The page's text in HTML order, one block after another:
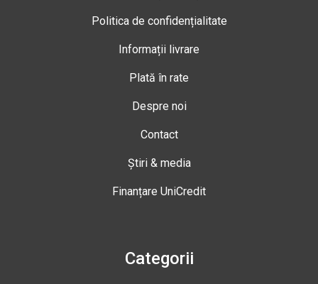
Politica de confidențialitate
Informații livrare
Plată în rate
Despre noi
Contact
Știri & media
Finanțare UniCredit
Categorii